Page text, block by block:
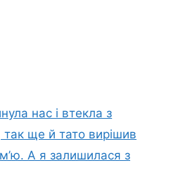
нас і втекла з
ще й тато вирішив
А я залишилася з